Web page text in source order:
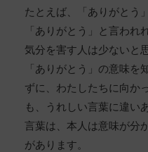
たとえば、「ありがとう
「ありがとう」と言われ
気分を害す人は少ないと
「ありがとう」の意味を
ずに、わたしたちに向か
も、うれしい言葉に違い
言葉は、本人は意味が分
があります。